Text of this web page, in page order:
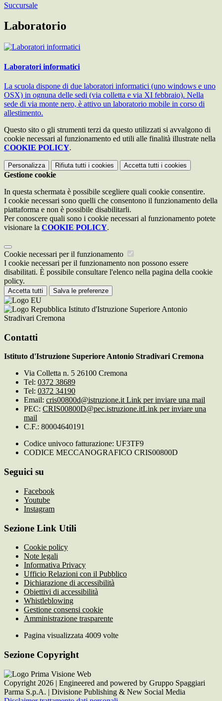
Succursale
Laboratorio
Laboratori informatici
La scuola dispone di due laboratori informatici (uno windows e uno
OSX) in ognuna delle sedi (via colletta e via XI febbraio). Nella
sede di via monte nero, è attivo un laboratorio mobile in corso di
allestimento.
Questo sito o gli strumenti terzi da questo utilizzati si avvalgono di
cookie necessari al funzionamento ed utili alle finalità illustrate nella
COOKIE POLICY.
Personalizza Rifiuta tutti i cookies Accetta tutti i cookies
Gestione cookie
In questa schermata è possibile scegliere quali cookie consentire.
I cookie necessari sono quelli che consentono il funzionamento della
piattaforma e non è possibile disabilitarli.
Per conoscere quali sono i cookie necessari al funzionamento potete
visionare la COOKIE POLICY.
Cookie necessari per il funzionamento
I cookie necessari per il funzionamento non possono essere
disabilitati. È possibile consultare l'elenco nella pagina della cookie
policy.
Accetta tutti Salva le preferenze
Istituto d'Istruzione Superiore Antonio
Stradivari Cremona
Contatti
Istituto d'Istruzione Superiore Antonio Stradivari Cremona
Via Colletta n. 5 26100 Cremona
Tel: 0372 38689
Tel: 0372 34190
Email: cris00800d@istruzione.it Link per inviare una mail
PEC: CRIS00800D@pec.istruzione.itLink per inviare una
mail
C.F.: 80004640191
Codice univoco fatturazione: UF3TF9
CODICE MECCANOGRAFICO CRIS00800D
Seguici su
Facebook
Youtube
Instagram
Sezione Link Utili
Cookie policy
Note legali
Informativa Privacy
Ufficio Relazioni con il Pubblico
Dichiarazione di accessibilità
Obiettivi di accessibilità
Whistleblowing
Gestione consensi cookie
Amministrazione trasparente
Pagina visualizzata 4009 volte
Sezione Copyright
Copyright 2026 | Engineered and powered by Gruppo Spaggiari
Parma S.p.A. | Divisione Publishing & New Social Media